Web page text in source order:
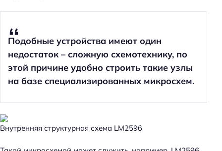
Подобные устройства имеют один
недостаток – сложную схемотехнику, по
этой причине удобно строить такие узлы
на базе специализированных микросхем.
Внутренняя структурная схема LM2596